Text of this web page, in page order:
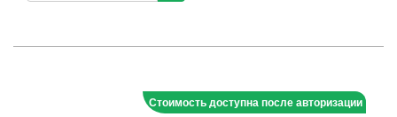
Стоимость доступна после авторизации